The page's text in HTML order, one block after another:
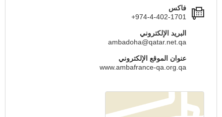
فاكس
+974-4-402-1701
البريد الإلكتروني
ambadoha@qatar.net.qa
عنوان الموقع الإلكتروني
www.ambafrance-qa.org.qa